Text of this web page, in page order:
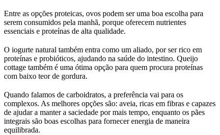
Entre as opções proteicas, ovos podem ser uma boa escolha para
serem consumidos pela manhã, porque oferecem nutrientes
essenciais e proteínas de alta qualidade.
O iogurte natural também entra como um aliado, por ser rico em
proteínas e probióticos, ajudando na saúde do intestino. Queijo
cottage também é uma ótima opção para quem procura proteínas
com baixo teor de gordura.
Quando falamos de carboidratos, a preferência vai para os
complexos. As melhores opções são: aveia, ricas em fibras e capazes
de ajudar a manter a saciedade por mais tempo, enquanto os pães
integrais são boas escolhas para fornecer energia de maneira
equilibrada.